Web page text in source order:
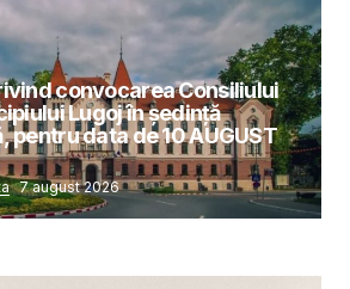
convocarea Consiliului
Lugoj în şedinţă
pentru data de 10 AUGUST
7 august 2026